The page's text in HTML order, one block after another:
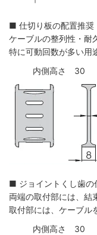
■ 仕切り板の配置推奨
ケーブルの整列性・耐
特に可動回数が多い用
内側高さ 30
■ ジョイントくし歯の
両端の取付部には、結
取付部には、ケーブル
内側高さ 30